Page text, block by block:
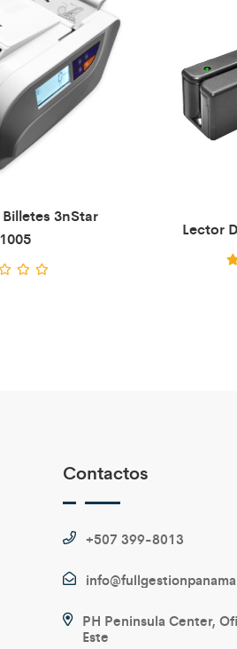
3nStar
Lector
Contactos
+507 399-8013
PH Peninsula Center,
Este